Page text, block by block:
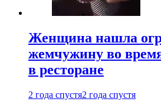
Женщина нашла
жемчужину во
в ресторане
2 года спустя2 года спустя